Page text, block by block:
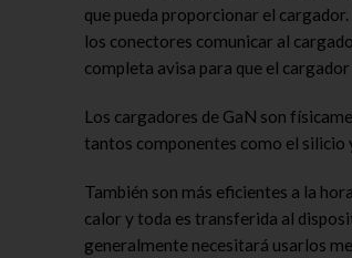
que pueda proporcionar el
los conectores comunicar al
completa avisa para que el
Los cargadores de GaN son
tantos componentes como el silicio
También son más eficientes a la
calor y toda es transferida al
generalmente necesitará usarlos